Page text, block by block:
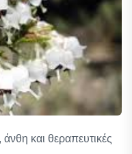
και θεραπευτικές